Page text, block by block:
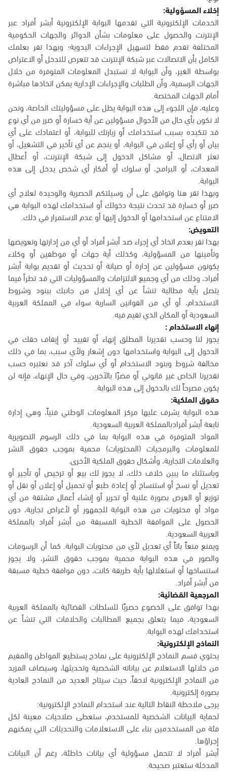
إخلاء المسؤولية:
الخدمات الإلكترونية التي تقدمها البوابة الإلكترونية أبشر أفراد عبر
الإنترنت والحصول على معلومات بشأن الدوائر والجهات الحكومية
المختلفة تقدم فقط لتسهيل الإجراءات اليدوية؛ وبهذا تقر بعلمك
الكامل بأن الاتصالات عبر شبكة الإنترنت قد تتعرض للتدخل أو الاعتراض
بواسطة الغير، وأن البوابة لا تستبدل المعلومات المتوفرة من خلال
الجهات الرسمية، وأن الطلبات والإجراءات الإدارية يمكن اتخاذها مباشرة
أمام الجهات المختصة.
وعليه، فإن اللجوء إلى هذه البوابة يظل على مسؤوليتك الخاصة، ونحن
لا نكون بأي حال من الأحوال مسؤولين عن أية خسارة أو ضرر من أي نوع
قد تتكبده بسبب استخدامك أو زيارتك للبوابة، أو اعتمادك على أي
بيان أو رأي أو إعلان في البوابة، أو ينجم عن أي تأخير في التشغيل، أو
تعثر الاتصال، أو مشاكل الدخول إلى شبكة الإنترنت، أو أعطال
المعدات، أو البرامج، أو سلوك أو أفكار أي شخص يدخل إلى هذه
البوابة.
وبهذا تقر هنا وتوافق على أن وسيلتكم الحصرية والوحيدة لعلاج أي
ضرر أو خسارة قد تحدث نتيجة دخولك أو استخدامك لهذه البوابة هي
الامتناع عن استخدامها أو الدخول إليها أو عدم الاستمرار في ذلك.
التعويض:
بهذا تقر بعدم اتخاذ أي إجراء ضد أبشر أفراد أو أي من إدارتها وتعويضها
وتأمينها من المسؤولية، وكذلك أية جهات أو موظفين أو وكلاء
يكونون مسؤولين عن إدارة أو صيانة أو تحديث أو تقديم بوابة أبشر
أفراد، وذلك من أي وجميع الالتزامات والمسؤوليات التي قد تطرأ فيما
يتصل بأية مطالبة تنشأ عن أي إخلال من جانبك ببنود وشروط
الاستخدام، أو أي من القوانين السارية سواء في المملكة العربية
السعودية أو المكان الذي تقيم فيه.
إنهاء الاستخدام :
يجوز لنا وحسب تقديرنا المطلق إنهاء أو تقييد أو إيقاف حقك في
الدخول إلى البوابة واستخدامها دون إشعار ولأي سبب، بما في ذلك
مخالفة شروط وبنود الاستخدام أو أي سلوك آخر قد نعتبره حسب
تقديرنا الخاص غير قانوني أو مضرًا بالآخرين، وفي حال الإنهاء، فإنه لن
يكون مصرحاً لك بالدخول إلى هذه البوابة.
حقوق الملكية:
هذه البوابة يشرف عليها مركز المعلومات الوطني فنياً، وهي إدارة
تابعة أبشر أفرادبالمملكة العربية السعودية.
المواد المتوفرة في هذه البوابة بما في ذلك الرسوم التصويرية
للمعلومات والبرمجيات (المحتويات) محمية بموجب حقوق النشر
والعلامات التجارية، وأشكال حقوق الملكية الأخرى.
وباستثناء ما يبين خلاف ذلك، لا يجوز لك بيع أو ترخيص أو تأجير أو
تعديل أو نسخ أو استنساخ أو إعادة طبع أو تحميل أو إعلان أو نقل أو
توزيع أو العرض بصورة علنية أو تحرير أو إنشاء أعمال مشتقة من أي
مواد أو محتويات من هذه البوابة للجمهور أو لأغراض تجارية، دون
الحصول على الموافقة الخطية المسبقة من أبشر أفراد بالمملكة
العربية السعودية.
ويمنع منعاً باتاً أي تعديل لأي من محتويات البوابة. كما أن الرسومات
والصور في هذه البوابة محمية بموجب حقوق النشر، ولا يجوز
استنساخها أو استغلالها بأية طريقة كانت، دون موافقة خطية مسبقة
من أبشر أفراد.
المرجعية القضائية:
بهذا توافق على الخضوع حصريًا للسلطات القضائية بالمملكة العربية
السعودية، فيما يتعلق بجميع المطالبات والخلافات التي تنشأ عن
استخدامك لهذه البوابة.
النماذج الإلكترونية:
يحتوي قسم النماذج الإلكترونية على نماذج يستطيع المواطن والمقيم
من خلالها الاستعلام عن بياناته الشخصية وتحديثها، وسيضاف المزيد
من النماذج الإلكترونية لاحقاً، حيث سيتاح العديد من النماذج العادية
بصورة إلكترونية.
يرجى ملاحظة النقاط التالية عند استخدام النماذج الإلكترونية:
لحماية البيانات الشخصية للمستخدم، ستعطى صلاحيات معينة لكل
فئة من المستخدمين بناء على الاستعلامات والتحديثات التي يمكنهم
إجراؤها.
أبشر أفراد لا تتحمل مسؤولية أي بيانات خاطئة، رغم أن البيانات
المدخلة ستعتبر صحيحة.